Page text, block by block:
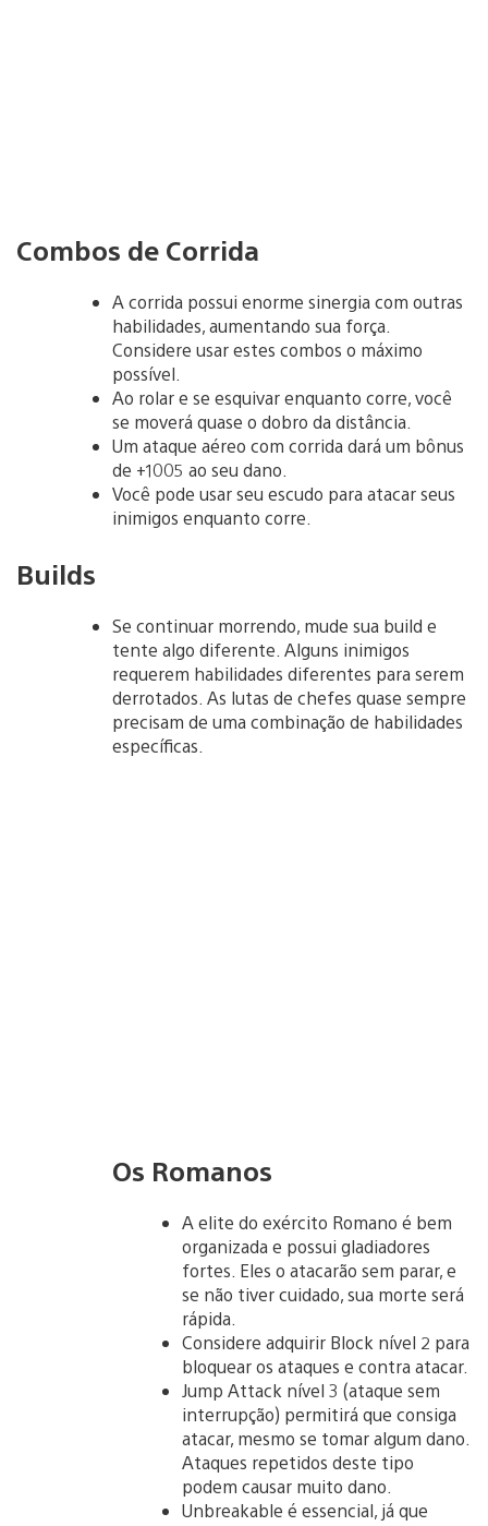
Combos de Corrida
A corrida possui enorme sinergia com outras
habilidades, aumentando sua força.
Considere usar estes combos o máximo
possível.
Ao rolar e se esquivar enquanto corre, você
se moverá quase o dobro da distância.
Um ataque aéreo com corrida dará um bônus
de +1005 ao seu dano.
Você pode usar seu escudo para atacar seus
inimigos enquanto corre.
Builds
Se continuar morrendo, mude sua build e
tente algo diferente. Alguns inimigos
requerem habilidades diferentes para serem
derrotados. As lutas de chefes quase sempre
precisam de uma combinação de habilidades
específicas.
Os Romanos
A elite do exército Romano é bem
organizada e possui gladiadores
fortes. Eles o atacarão sem parar, e
se não tiver cuidado, sua morte será
rápida.
Considere adquirir Block nível 2 para
bloquear os ataques e contra atacar.
Jump Attack nível 3 (ataque sem
interrupção) permitirá que consiga
atacar, mesmo se tomar algum dano.
Ataques repetidos deste tipo
podem causar muito dano.
Unbreakable é essencial, já que